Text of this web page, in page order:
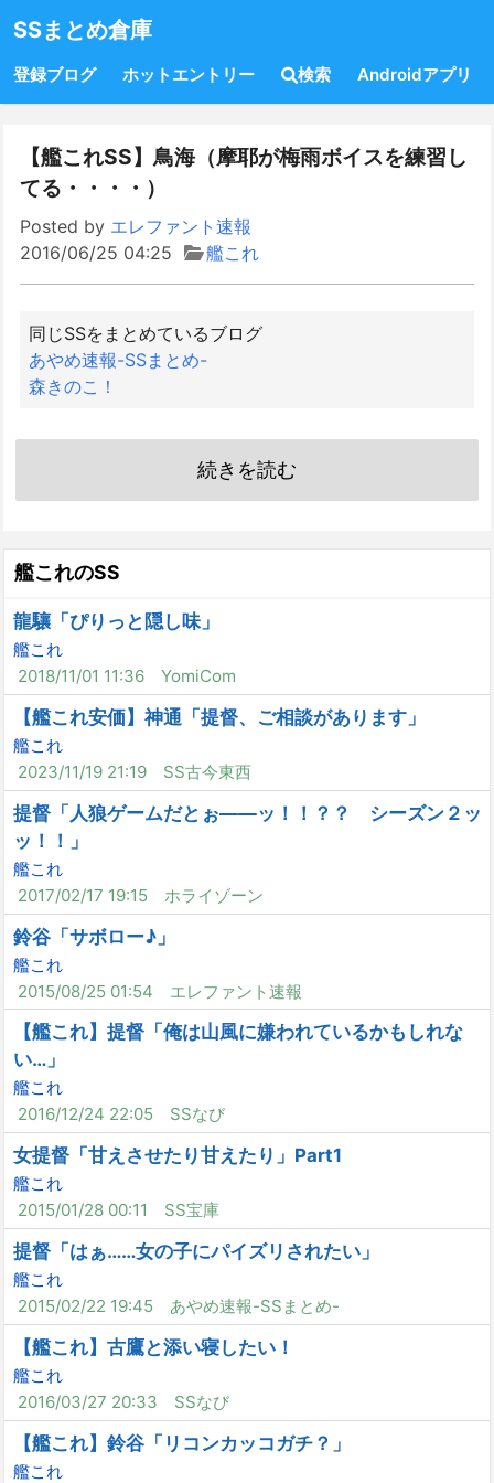
SSまとめ倉庫
登録ブログ ホットエントリー 検索 Androidアプリ
【艦これSS】鳥海（摩耶が梅雨ボイスを練習し
てる・・・・）
Posted by エレファント速報
2016/06/25 04:25
艦これ
同じSSをまとめているブログ
あやめ速報-SSまとめ-
森きのこ！
続きを読む
艦これのSS
龍驤「ぴりっと隠し味」
艦これ
2018/11/01 11:36
YomiCom
【艦これ安価】神通「提督、ご相談があります」
艦これ
2023/11/19 21:19
SS古今東西
提督「人狼ゲームだとぉ――ッ！！？？ シーズン２ッ
ッ！！」
艦これ
2017/02/17 19:15
ホライゾーン
鈴谷「サボロー♪」
艦これ
2015/08/25 01:54
エレファント速報
【艦これ】提督「俺は山風に嫌われているかもしれな
い…」
艦これ
2016/12/24 22:05
SSなび
女提督「甘えさせたり甘えたり」Part1
艦これ
2015/01/28 00:11
SS宝庫
提督「はぁ……女の子にパイズリされたい」
艦これ
2015/02/22 19:45
あやめ速報-SSまとめ-
【艦これ】古鷹と添い寝したい！
艦これ
2016/03/27 20:33
SSなび
【艦これ】鈴谷「リコンカッコガチ？」
艦これ